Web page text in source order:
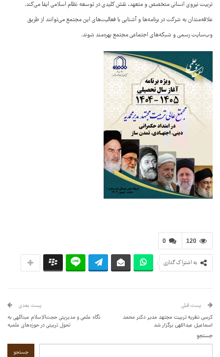
تربیت نیروی انسانی متخصص و متعهد، نقش کلیدی در توسعه نظام اسلامی ایفا می‌کند.
علاقه‌مندان به شرکت در برنامه‌ها و آشنایی با فعالیت‌های این مجتمع می‌توانند از طریق
وب‌سایت رسمی و شبکه‌های اجتماعی مجتمع بهره‌مند شوند.
0 120
به اشتراک گذاری
پست قبلی
کرسی نظریه تربیت مجتهد مدیر دکتر محمد
اسماعیل عبداللهی برگزار شد
پست بعدی
نگاه علمی و مدیریتی حجت‌الاسلام عبداللهی به
تحول تربیتی در حوزه‌های علمیه
جستجو
جستجو